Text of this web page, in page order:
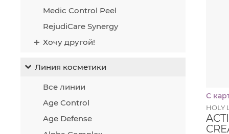
Medic Control Peel
RejudiCare Synergy
Хочу другой!
Линия косметики
Все линии
Age Control
Age Defense
Для
С
HOLY